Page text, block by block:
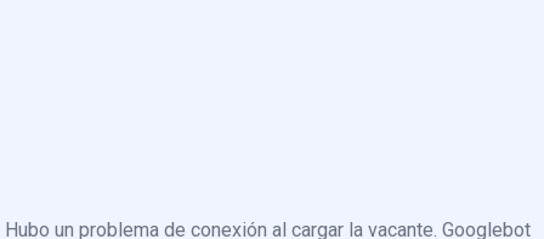
Hubo un problema de conexión al cargar la vacante. Googlebot